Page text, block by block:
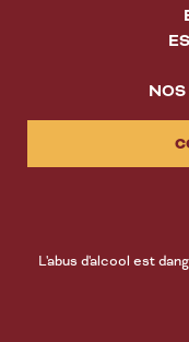
L'abus d'alcool est